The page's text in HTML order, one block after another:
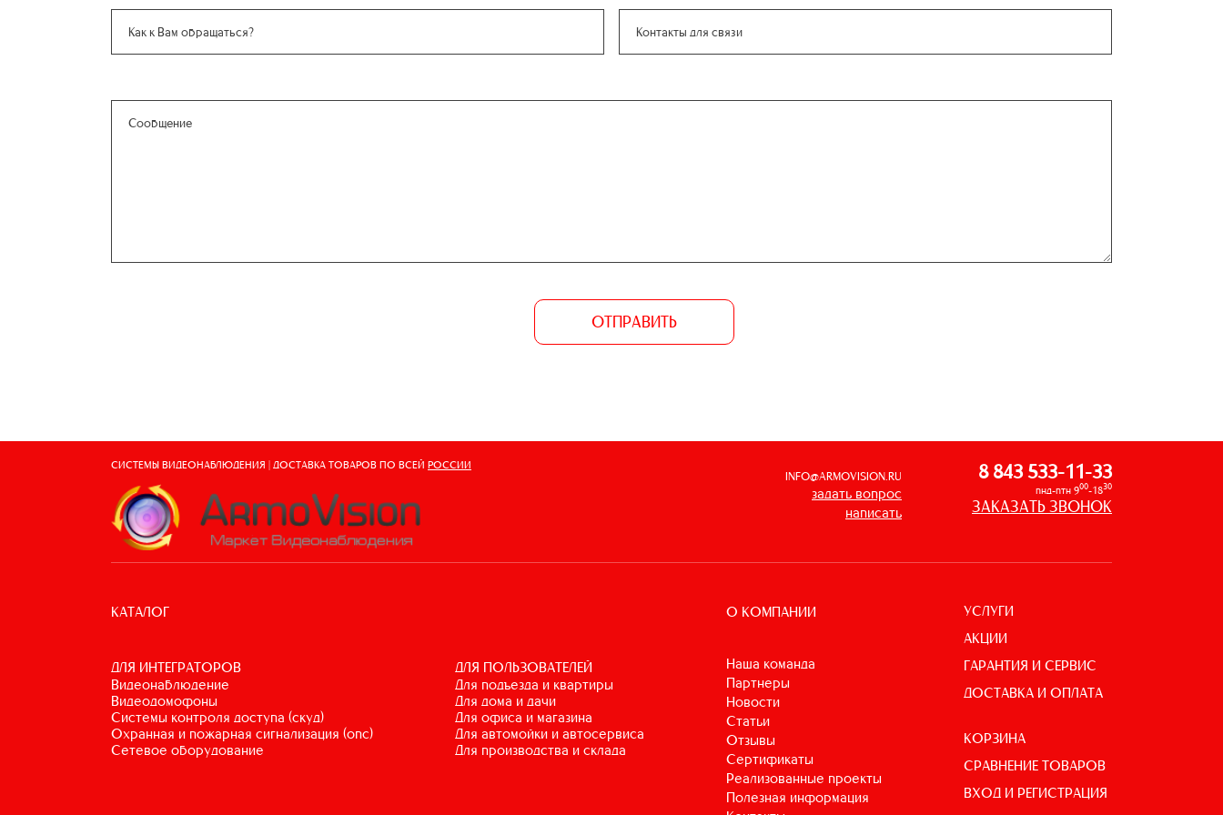
ОТПРАВИТЬ
СИСТЕМЫ ВИДЕОНАБЛЮДЕНИЯ | ДОСТАВКА ТОВАРОВ ПО ВСЕЙ РОССИИ
INFO@ARMOVISION.RU
задать вопрос
написать
8 843 533-11-33
пнд-птн 900-1830
ЗАКАЗАТЬ ЗВОНОК
КАТАЛОГ
ДЛЯ ИНТЕГРАТОРОВ
видеонаблюдение
видеодомофоны
системы контроля доступа (скуд)
охранная и пожарная сигнализация (опс)
сетевое оборудование
ДЛЯ ПОЛЬЗОВАТЕЛЕЙ
для подъезда и квартиры
для дома и дачи
для офиса и магазина
для автомойки и автосервиса
для производства и склада
О КОМПАНИИ
Наша команда
Партнеры
Новости
Статьи
Отзывы
Сертификаты
Реализованные проекты
Полезная информация
УСЛУГИ
АКЦИИ
ГАРАНТИЯ И СЕРВИС
ДОСТАВКА И ОПЛАТА
КОРЗИНА
СРАВНЕНИЕ ТОВАРОВ
ВХОД И РЕГИСТРАЦИЯ